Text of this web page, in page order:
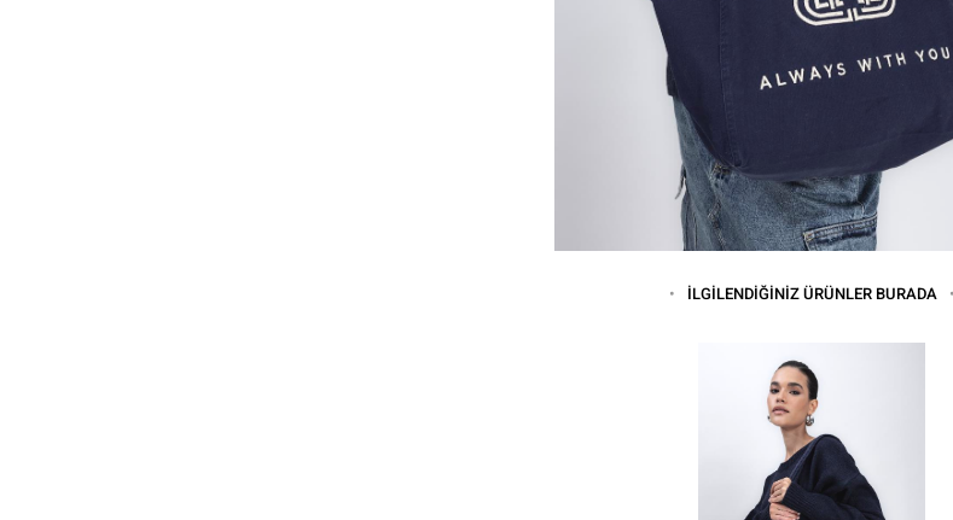
İLGİLENDİĞİNİZ ÜRÜNLER BURADA